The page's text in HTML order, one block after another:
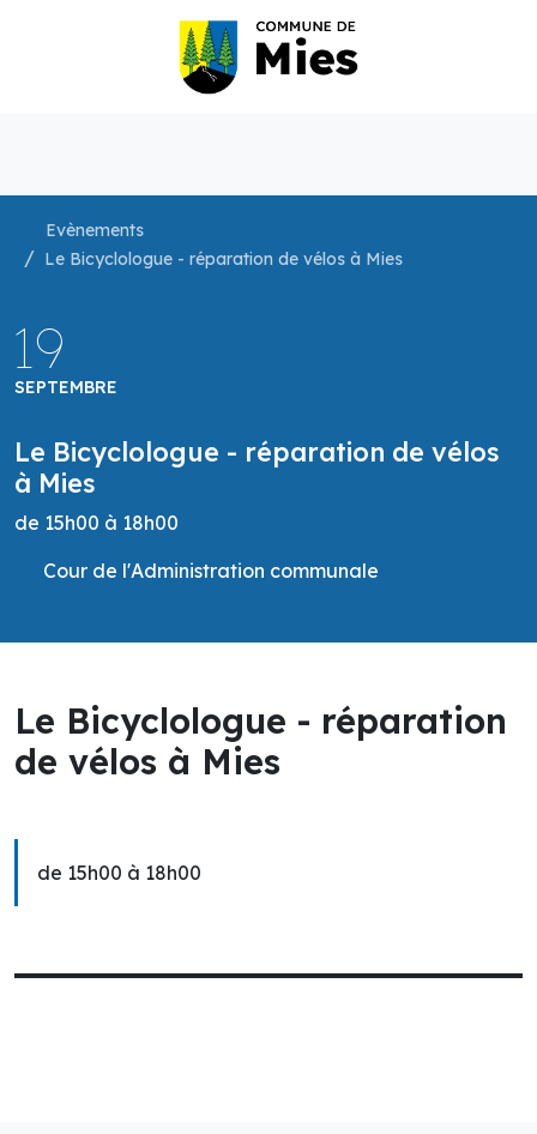
Evènements
Le Bicyclologue - réparation de vélos à Mies
19
SEPTEMBRE
Le Bicyclologue - réparation de vélos
à Mies
de 15h00 à 18h00
Cour de l'Administration communale
Le Bicyclologue - réparation
de vélos à Mies
de 15h00 à 18h00